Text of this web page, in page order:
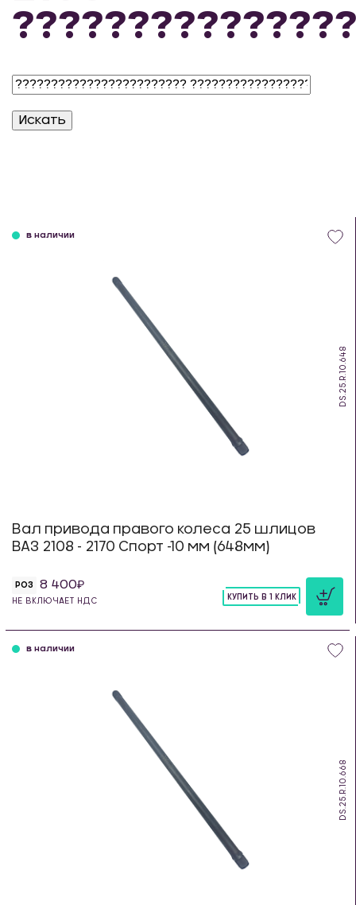
DS.25.R.10.648
в наличии
Вал привода правого колеса 25 шлицов
ВАЗ 2108 - 2170 Спорт -10 мм (648мм)
РОЗ 8 400
НЕ ВКЛЮЧАЕТ НДС
КУПИТЬ В 1 КЛИК
DS.25.R.10.668
в наличии